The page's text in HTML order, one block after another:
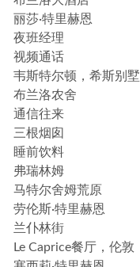
丽莎·特里赫恩
夜班经理
视频通话
韦斯特尔顿，希斯别墅
布兰洛农舍
通信往来
三根烟囱
睡前饮料
弗瑞林姆
马特尔舍姆荒原
劳伦斯·特里赫恩
兰仆林街
Le Caprice餐厅，伦敦